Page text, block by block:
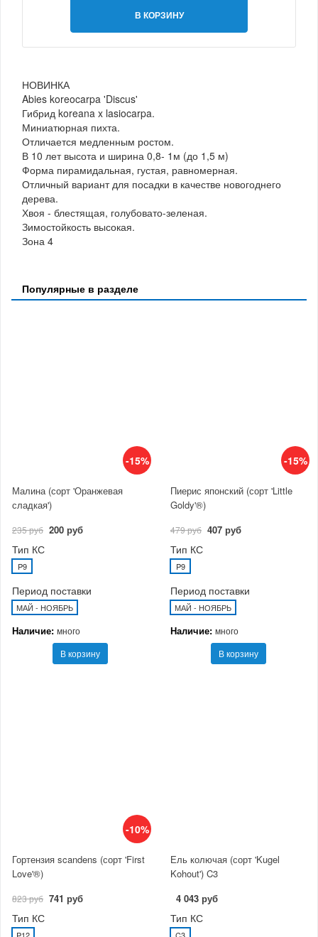
В КОРЗИНУ
НОВИНКА
Abies koreocarpa 'Discus'
Гибрид koreana x lasiocarpa.
Миниатюрная пихта.
Отличается медленным ростом.
В 10 лет высота и ширина 0,8- 1м (до 1,5 м)
Форма пирамидальная, густая, равномерная.
Отличный вариант для посадки в качестве новогоднего
дерева.
Хвоя - блестящая, голубовато-зеленая.
Зимостойкость высокая.
Зона 4
Популярные в разделе
-15%
Малина (сорт 'Оранжевая
сладкая')
235 руб 200 руб
Тип КС
P9
Период поставки
МАЙ - НОЯБРЬ
Наличие: много
В корзину
-15%
Пиерис японский (сорт 'Little
Goldy'®)
479 руб 407 руб
Тип КС
P9
Период поставки
МАЙ - НОЯБРЬ
Наличие: много
В корзину
-10%
Гортензия scandens (сорт 'First
Love'®)
823 руб 741 руб
Тип КС
P12
Ель колючая (сорт 'Kugel
Kohout') C3
4 043 руб
Тип КС
C3